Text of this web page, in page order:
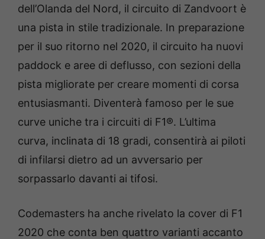
dell’Olanda del Nord, il circuito di Zandvoort è
una pista in stile tradizionale. In preparazione
per il suo ritorno nel 2020, il circuito ha nuovi
paddock e aree di deflusso, con sezioni della
pista migliorate per creare momenti di corsa
entusiasmanti. Diventerà famoso per le sue
curve uniche tra i circuiti di F1®. L’ultima
curva, inclinata di 18 gradi, consentirà ai piloti
di infilarsi dietro ad un avversario per
sorpassarlo davanti ai tifosi.
Codemasters ha anche rivelato la cover di F1
2020 che conta ben quattro varianti accanto